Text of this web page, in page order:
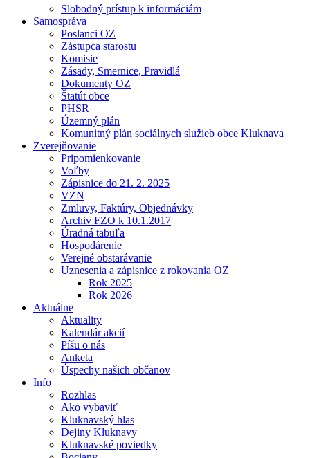
Slobodný prístup k informáciám
Samospráva
Poslanci OZ
Zástupca starostu
Komisie
Zásady, Smernice, Pravidlá
Dokumenty OZ
Štatút obce
PHSR
Územný plán
Komunitný plán sociálnych služieb obce Kluknava
Zverejňovanie
Pripomienkovanie
Voľby
Zápisnice do 21. 2. 2025
VZN
Zmluvy, Faktúry, Objednávky
Archiv FZO k 10.1.2017
Úradná tabuľa
Hospodárenie
Verejné obstarávanie
Uznesenia a zápisnice z rokovania OZ
Rok 2025
Rok 2026
Aktuálne
Aktuality
Kalendár akcií
Píšu o nás
Anketa
Úspechy našich občanov
Info
Rozhlas
Ako vybaviť
Kluknavský hlas
Dejiny Kluknavy
Kluknavské poviedky